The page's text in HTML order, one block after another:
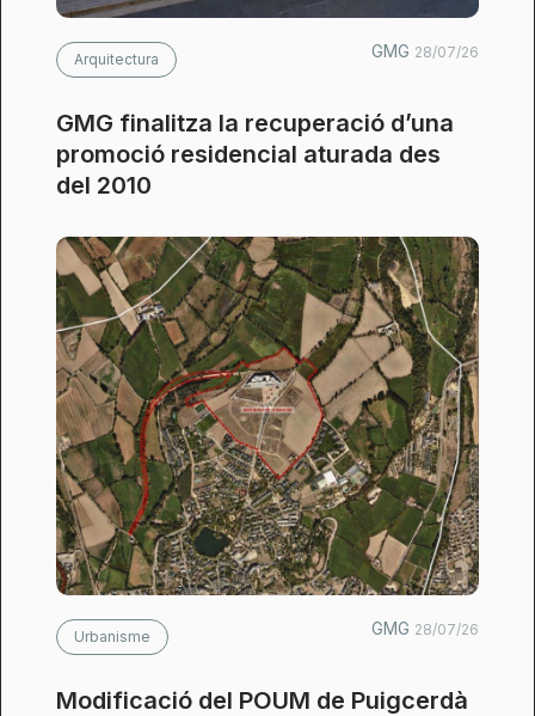
Arquitectura GMG 28/07/26
GMG finalitza la recuperació d’una
promoció residencial aturada des
del 2010
Urbanisme GMG 28/07/26
Modificació del POUM de Puigcerdà